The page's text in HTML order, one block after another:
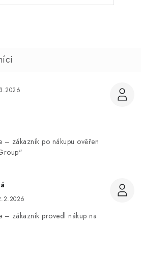
– zákazník po nákupu ověřen
– zákazník provedl nákup na